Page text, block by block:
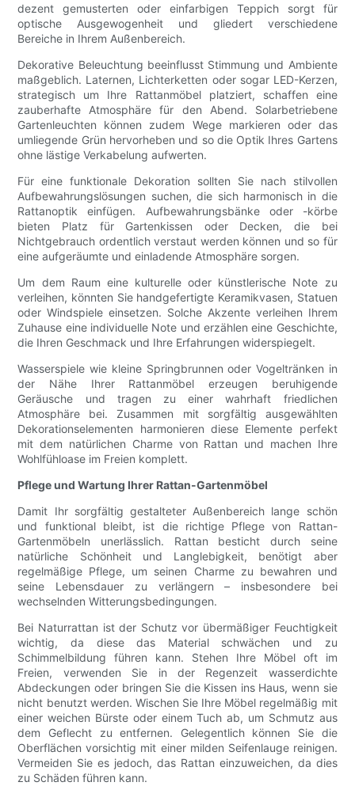
dezent gemusterten oder einfarbigen Teppich sorgt für
optische Ausgewogenheit und gliedert verschiedene
Bereiche in Ihrem Außenbereich.
Dekorative Beleuchtung beeinflusst Stimmung und Ambiente
maßgeblich. Laternen, Lichterketten oder sogar LED-Kerzen,
strategisch um Ihre Rattanmöbel platziert, schaffen eine
zauberhafte Atmosphäre für den Abend. Solarbetriebene
Gartenleuchten können zudem Wege markieren oder das
umliegende Grün hervorheben und so die Optik Ihres Gartens
ohne lästige Verkabelung aufwerten.
Für eine funktionale Dekoration sollten Sie nach stilvollen
Aufbewahrungslösungen suchen, die sich harmonisch in die
Rattanoptik einfügen. Aufbewahrungsbänke oder -körbe
bieten Platz für Gartenkissen oder Decken, die bei
Nichtgebrauch ordentlich verstaut werden können und so für
eine aufgeräumte und einladende Atmosphäre sorgen.
Um dem Raum eine kulturelle oder künstlerische Note zu
verleihen, könnten Sie handgefertigte Keramikvasen, Statuen
oder Windspiele einsetzen. Solche Akzente verleihen Ihrem
Zuhause eine individuelle Note und erzählen eine Geschichte,
die Ihren Geschmack und Ihre Erfahrungen widerspiegelt.
Wasserspiele wie kleine Springbrunnen oder Vogeltränken in
der Nähe Ihrer Rattanmöbel erzeugen beruhigende
Geräusche und tragen zu einer wahrhaft friedlichen
Atmosphäre bei. Zusammen mit sorgfältig ausgewählten
Dekorationselementen harmonieren diese Elemente perfekt
mit dem natürlichen Charme von Rattan und machen Ihre
Wohlfühloase im Freien komplett.
Pflege und Wartung Ihrer Rattan-Gartenmöbel
Damit Ihr sorgfältig gestalteter Außenbereich lange schön
und funktional bleibt, ist die richtige Pflege von Rattan-
Gartenmöbeln unerlässlich. Rattan besticht durch seine
natürliche Schönheit und Langlebigkeit, benötigt aber
regelmäßige Pflege, um seinen Charme zu bewahren und
seine Lebensdauer zu verlängern – insbesondere bei
wechselnden Witterungsbedingungen.
Bei Naturrattan ist der Schutz vor übermäßiger Feuchtigkeit
wichtig, da diese das Material schwächen und zu
Schimmelbildung führen kann. Stehen Ihre Möbel oft im
Freien, verwenden Sie in der Regenzeit wasserdichte
Abdeckungen oder bringen Sie die Kissen ins Haus, wenn sie
nicht benutzt werden. Wischen Sie Ihre Möbel regelmäßig mit
einer weichen Bürste oder einem Tuch ab, um Schmutz aus
dem Geflecht zu entfernen. Gelegentlich können Sie die
Oberflächen vorsichtig mit einer milden Seifenlauge reinigen.
Vermeiden Sie es jedoch, das Rattan einzuweichen, da dies
zu Schäden führen kann.